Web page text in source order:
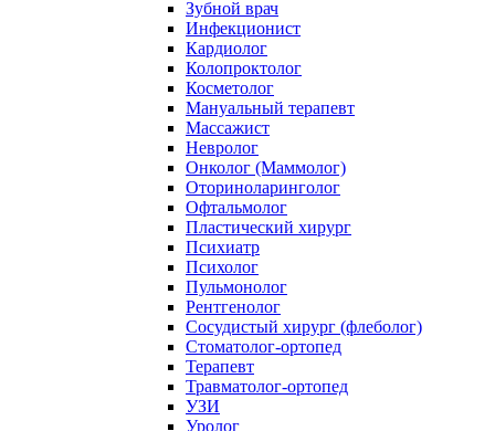
Зубной врач
Инфекционист
Кардиолог
Колопроктолог
Косметолог
Мануальный терапевт
Массажист
Невролог
Онколог (Маммолог)
Оториноларинголог
Офтальмолог
Пластический хирург
Психиатр
Психолог
Пульмонолог
Рентгенолог
Сосудистый хирург (флеболог)
Стоматолог-ортопед
Терапевт
Травматолог-ортопед
УЗИ
Уролог